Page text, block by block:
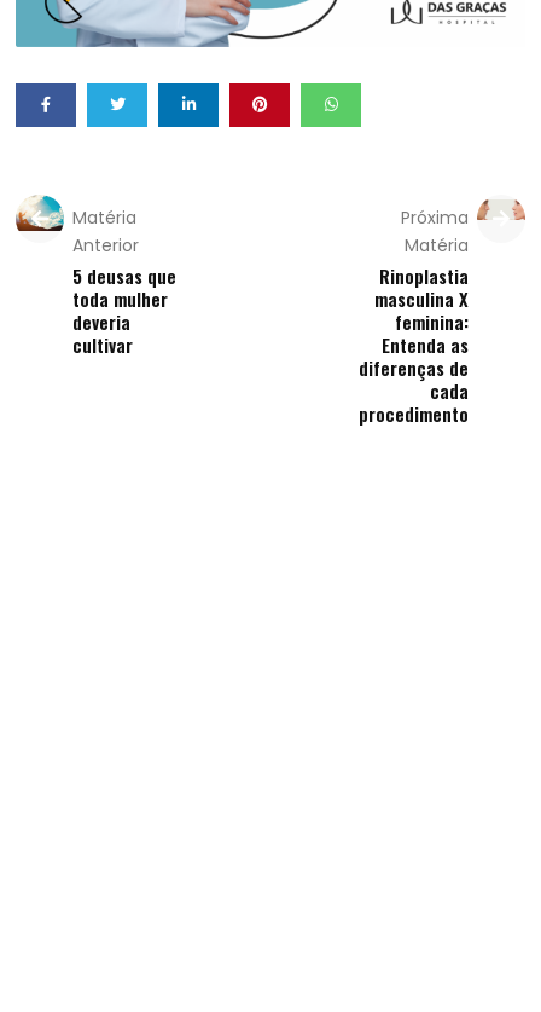
Matéria
Anterior
5 deusas que
toda mulher
deveria
cultivar
Próxima
Matéria
Rinoplastia
masculina X
feminina:
Entenda as
diferenças de
cada
procedimento